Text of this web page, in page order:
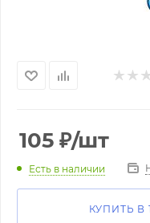
105 ₽/шт
Есть в наличии
КУПИТЬ В